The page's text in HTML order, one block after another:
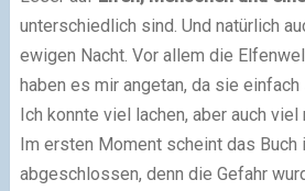
unterschiedlich sind. Und natürlich
ewigen Nacht. Vor allem die
haben es mir angetan, da sie einfach
Ich konnte viel lachen, aber auch viel
Im ersten Moment scheint das Buch
abgeschlossen, denn die Gefahr